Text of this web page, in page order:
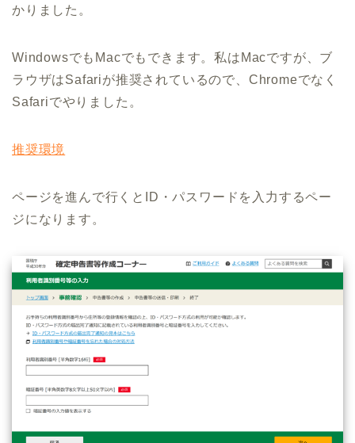
かりました。
WindowsでもMacでもできます。私はMacですが、ブ
ラウザはSafariが推奨されているので、Chromeでなく
Safariでやりました。
推奨環境
ページを進んで行くとID・パスワードを入力するペー
ジになります。